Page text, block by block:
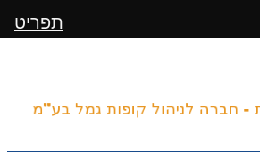
תפריט